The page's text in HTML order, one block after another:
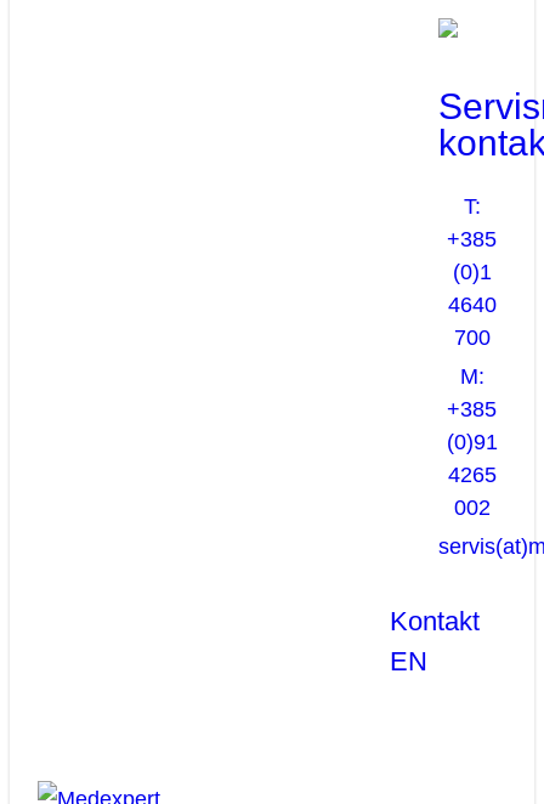
T:
+385
(0)1
4640
700
M:
+385
(0)91
4265
002
Kontakt
EN